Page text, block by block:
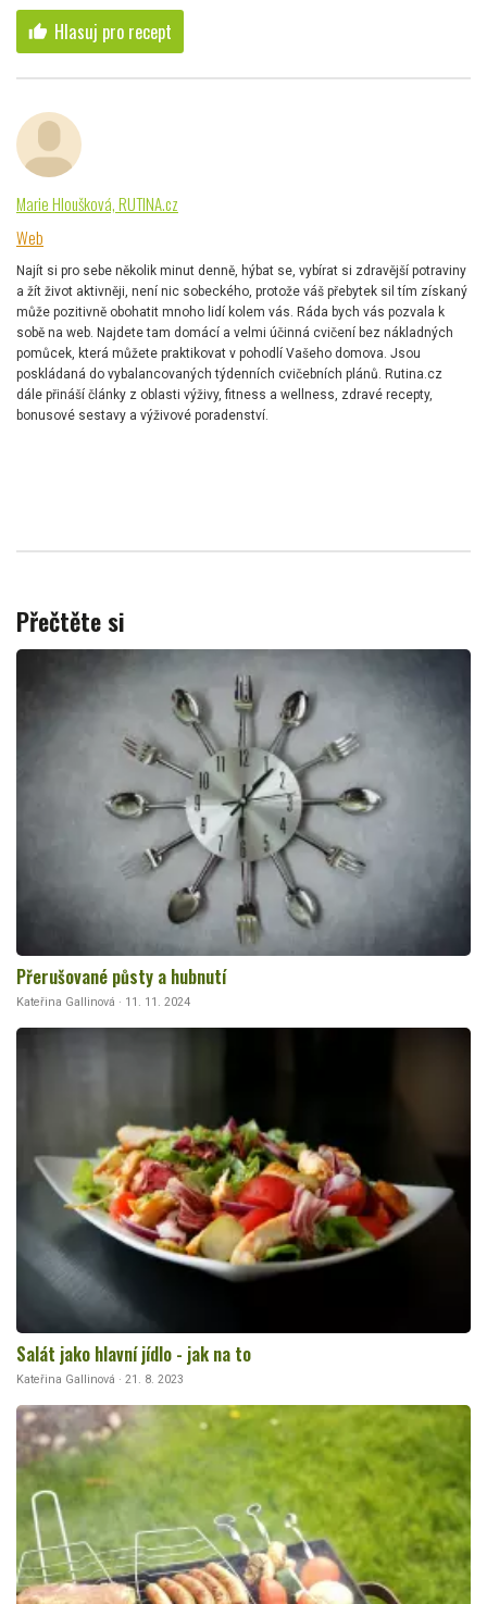
thumb_up Hlasuj pro recept
Marie Hloušková, RUTINA.cz
Web
Najít si pro sebe několik minut denně, hýbat se, vybírat si zdravější potraviny
a žít život aktivněji, není nic sobeckého, protože váš přebytek sil tím získaný
může pozitivně obohatit mnoho lidí kolem vás. Ráda bych vás pozvala k
sobě na web. Najdete tam domácí a velmi účinná cvičení bez nákladných
pomůcek, která můžete praktikovat v pohodlí Vašeho domova. Jsou
poskládaná do vybalancovaných týdenních cvičebních plánů. Rutina.cz
dále přináší články z oblasti výživy, fitness a wellness, zdravé recepty,
bonusové sestavy a výživové poradenství.
Přečtěte si
Přerušované půsty a hubnutí
Kateřina Gallinová · 11. 11. 2024
Salát jako hlavní jídlo - jak na to
Kateřina Gallinová · 21. 8. 2023